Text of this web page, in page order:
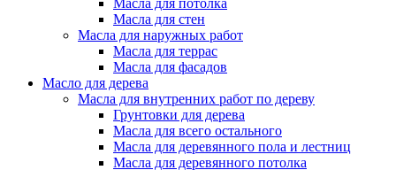
Масла для потолка
Масла для стен
Масла для наружных работ
Масла для террас
Масла для фасадов
Масло для дерева
Масла для внутренних работ по дереву
Грунтовки для дерева
Масла для всего остального
Масла для деревянного пола и лестниц
Масла для деревянного потолка